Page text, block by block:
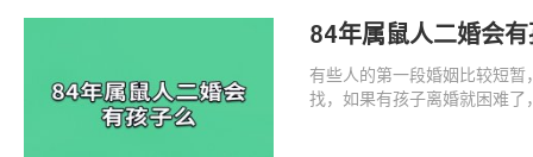
84年属鼠人二婚会
有些人的第一段婚姻比较短
找，如果有孩子离婚就困难